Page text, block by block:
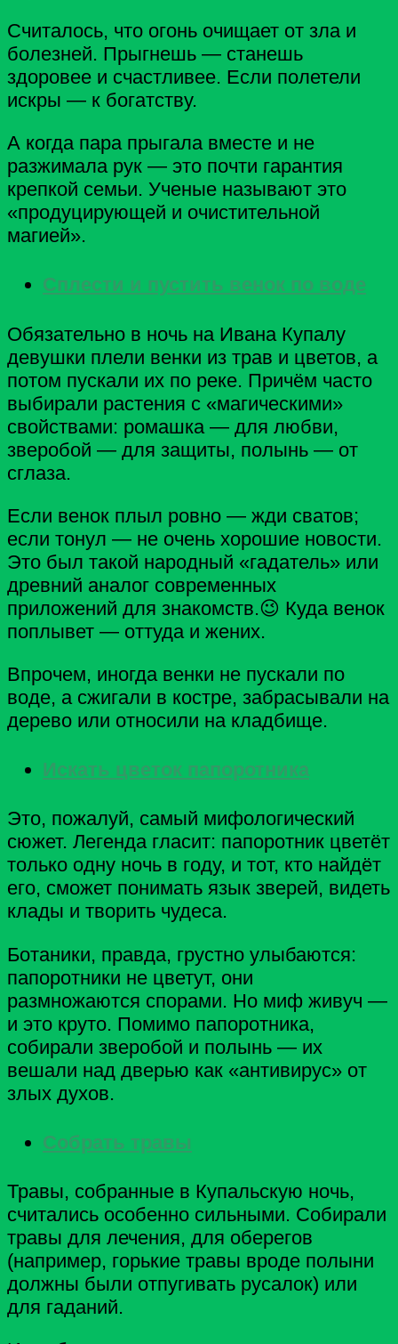
Считалось, что огонь очищает от зла и
болезней. Прыгнешь — станешь
здоровее и счастливее. Если полетели
искры — к богатству.
А когда пара прыгала вместе и не
разжимала рук — это почти гарантия
крепкой семьи. Ученые называют это
«продуцирующей и очистительной
магией».
Сплести и пустить венок по воде
Обязательно в ночь на Ивана Купалу
девушки плели венки из трав и цветов, а
потом пускали их по реке. Причём часто
выбирали растения с «магическими»
свойствами: ромашка — для любви,
зверобой — для защиты, полынь — от
сглаза.
Если венок плыл ровно — жди сватов;
если тонул — не очень хорошие новости.
Это был такой народный «гадатель» или
древний аналог современных
приложений для знакомств.😉 Куда венок
поплывет — оттуда и жених.
Впрочем, иногда венки не пускали по
воде, а сжигали в костре, забрасывали на
дерево или относили на кладбище.
Искать цветок папоротника
Это, пожалуй, самый мифологический
сюжет. Легенда гласит: папоротник цветёт
только одну ночь в году, и тот, кто найдёт
его, сможет понимать язык зверей, видеть
клады и творить чудеса.
Ботаники, правда, грустно улыбаются:
папоротники не цветут, они
размножаются спорами. Но миф живуч —
и это круто. Помимо папоротника,
собирали зверобой и полынь — их
вешали над дверью как «антивирус» от
злых духов.
Собрать травы
Травы, собранные в Купальскую ночь,
считались особенно сильными. Собирали
травы для лечения, для оберегов
(например, горькие травы вроде полыни
должны были отпугивать русалок) или
для гаданий.